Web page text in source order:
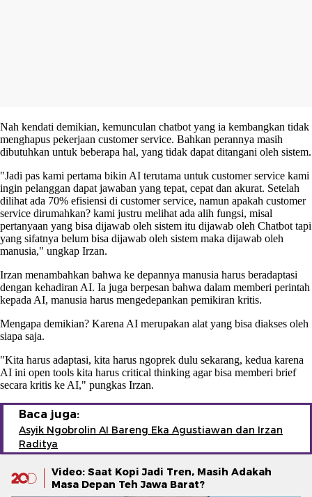
Nah kendati demikian, kemunculan chatbot yang ia kembangkan tidak
menghapus pekerjaan customer service. Bahkan perannya masih
dibutuhkan untuk beberapa hal, yang tidak dapat ditangani oleh sistem.
"Jadi pas kami pertama bikin AI terutama untuk customer service kami
ingin pelanggan dapat jawaban yang tepat, cepat dan akurat. Setelah
dilihat ada 70% efisiensi di customer service, namun apakah customer
service dirumahkan? kami justru melihat ada alih fungsi, misal
pertanyaan yang bisa dijawab oleh sistem itu dijawab oleh Chatbot tapi
yang sifatnya belum bisa dijawab oleh sistem maka dijawab oleh
manusia," ungkap Irzan.
Irzan menambahkan bahwa ke depannya manusia harus beradaptasi
dengan kehadiran AI. Ia juga berpesan bahwa dalam memberi perintah
kepada AI, manusia harus mengedepankan pemikiran kritis.
Mengapa demikian? Karena AI merupakan alat yang bisa diakses oleh
siapa saja.
"Kita harus adaptasi, kita harus ngoprek dulu sekarang, kedua karena
AI ini open tools kita harus critical thinking agar bisa memberi brief
secara kritis ke AI," pungkas Irzan.
Baca juga:
Asyik Ngobrolin AI Bareng Eka Agustiawan dan Irzan
Raditya
Video: Saat Kopi Jadi Tren, Masih Adakah
Masa Depan Teh Jawa Barat?